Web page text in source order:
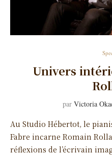
Univers
par Victoria
Au Studio Hébertot, le
Fabre incarne Romain
réflexions de l’écrivain